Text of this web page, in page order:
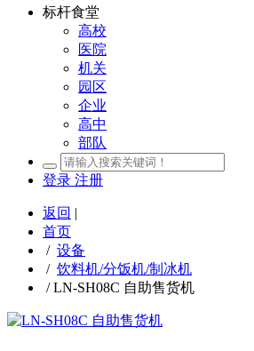
标杆食堂
高校
医院
机关
园区
企业
高中
部队
登录 注册
返回 |
首页
/ 设备
/ 饮料机/分饭机/制冰机
/LN-SH08C 自助售货机